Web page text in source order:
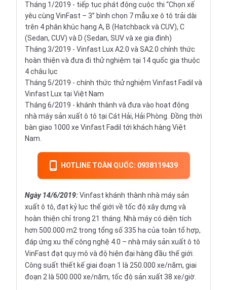
Tháng 1/2019 - tiếp tục phát động cuộc thi “Chọn xế
yêu cùng VinFast – 3” bình chọn 7 mẫu xe ô tô trải dài
trên 4 phân khúc hạng A, B (Hatchbackvà CUV), C
(Sedan, CUV) và D (Sedan, SUV và xe gia đình)
Tháng 3/2019 - Vinfast Lux A2.0 và SA2.0 chính thức
hoàn thiện và đưa đi thử nghiệm tại 14 quốc gia thuộc
4 châu lục
Tháng 5/2019 - chính thức thử nghiệm Vinfast Fadil và
Vinfast Lux tại Việt Nam
Tháng 6/2019 - khánh thành và đưa vào hoạt động
nhà máy sản xuất ô tô tại Cát Hải, Hải Phòng. Đồng thời
bàn giao 1000 xe Vinfast Fadil tới khách hàng Việt
Nam.
HOTLINE TOÀN QUỐC: 0938119439
Ngày 14/6/2019:Vinfast khánh thành nhà máy sản
xuất ô tô, đạt kỷ lục thế giới về tốc độ xây dựng và
hoàn thiện chỉ trong 21 tháng. Nhà máy có diện tích
hơn 500.000 m2 trong tổng số 335 ha của toàn tổ hợp,
đáp ứng xu thế công nghệ 4.0 – nhà máy sản xuất ô tô
VinFast đạt quy mô và độ hiện đại hàng đầu thế giới.
Công suất thiết kế giai đoạn 1 là 250.000 xe/năm, giai
đoạn 2 là 500.000 xe/năm, tốc độ sản xuất 38 xe/giờ.